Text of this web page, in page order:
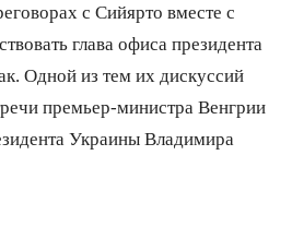
с Сийярто вместе с
глава офиса президента
Одной из тем их дискуссий
премьер-министра Венгрии
Украины Владимира